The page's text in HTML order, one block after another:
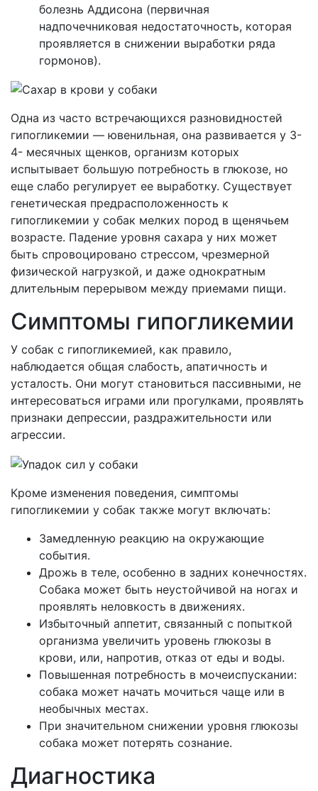
болезнь Аддисона (первичная
надпочечниковая недостаточность, которая
проявляется в снижении выработки ряда
гормонов).
Одна из часто встречающихся разновидностей
гипогликемии — ювенильная, она развивается у 3-
4- месячных щенков, организм которых
испытывает большую потребность в глюкозе, но
еще слабо регулирует ее выработку. Существует
генетическая предрасположенность к
гипогликемии у собак мелких пород в щенячьем
возрасте. Падение уровня сахара у них может
быть спровоцировано стрессом, чрезмерной
физической нагрузкой, и даже однократным
длительным перерывом между приемами пищи.
Симптомы гипогликемии
У собак с гипогликемией, как правило,
наблюдается общая слабость, апатичность и
усталость. Они могут становиться пассивными, не
интересоваться играми или прогулками, проявлять
признаки депрессии, раздражительности или
агрессии.
Кроме изменения поведения, симптомы
гипогликемии у собак также могут включать:
Замедленную реакцию на окружающие
события.
Дрожь в теле, особенно в задних конечностях.
Собака может быть неустойчивой на ногах и
проявлять неловкость в движениях.
Избыточный аппетит, связанный с попыткой
организма увеличить уровень глюкозы в
крови, или, напротив, отказ от еды и воды.
Повышенная потребность в мочеиспускании:
собака может начать мочиться чаще или в
необычных местах.
При значительном снижении уровня глюкозы
собака может потерять сознание.
Диагностика